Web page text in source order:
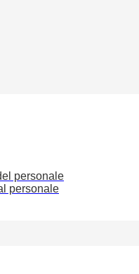
personale
personale